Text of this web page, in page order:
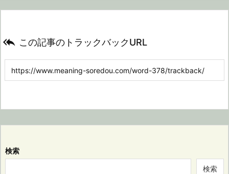
 この記事のトラックバックURL
検索
検索